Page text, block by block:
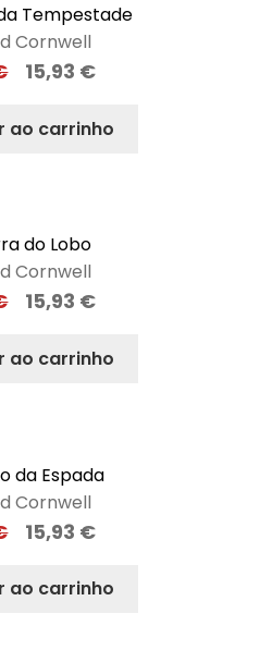
Tempestade
Cornwell
15,93 €
ao carrinho
do Lobo
Cornwell
15,93 €
ao carrinho
da Espada
Cornwell
15,93 €
ao carrinho